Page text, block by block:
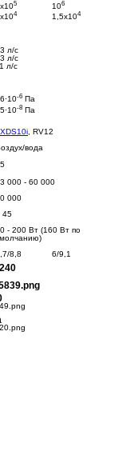
5
4
106
1,5x104
л/с
л/с
л/с
-6 Па
-8 Па
, RV12
вода
000 - 60 000
000
45
- 200 Вт (160 Вт по
8,8 6/9,1